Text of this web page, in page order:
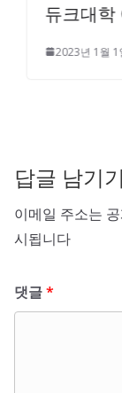
듀크대학
2023년 1월 1일
답글 남기기
이메일 주소는
시됩니다
댓글*